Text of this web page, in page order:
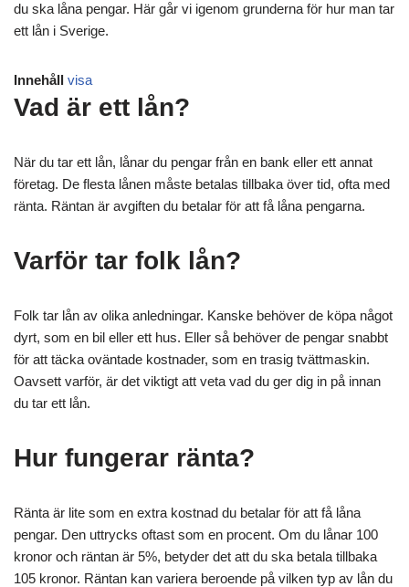
du ska låna pengar. Här går vi igenom grunderna för hur man tar
ett lån i Sverige.
Innehåll visa
Vad är ett lån?
När du tar ett lån, lånar du pengar från en bank eller ett annat
företag. De flesta lånen måste betalas tillbaka över tid, ofta med
ränta. Räntan är avgiften du betalar för att få låna pengarna.
Varför tar folk lån?
Folk tar lån av olika anledningar. Kanske behöver de köpa något
dyrt, som en bil eller ett hus. Eller så behöver de pengar snabbt
för att täcka oväntade kostnader, som en trasig tvättmaskin.
Oavsett varför, är det viktigt att veta vad du ger dig in på innan
du tar ett lån.
Hur fungerar ränta?
Ränta är lite som en extra kostnad du betalar för att få låna
pengar. Den uttrycks oftast som en procent. Om du lånar 100
kronor och räntan är 5%, betyder det att du ska betala tillbaka
105 kronor. Räntan kan variera beroende på vilken typ av lån du